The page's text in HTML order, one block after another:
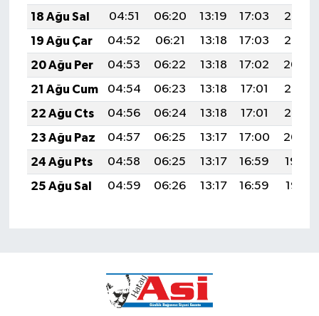
18 Ağu Sal
04:51 06:20 13:19 17:03
20:07
19 Ağu Çar
04:52 06:21 13:18 17:03
20:06
20 Ağu Per
04:53 06:22 13:18 17:02
20:04
21 Ağu Cum
04:54 06:23 13:18 17:01
20:03
22 Ağu Cts
04:56 06:24 13:18 17:01
20:02
23 Ağu Paz
04:57 06:25 13:17 17:00
20:00
24 Ağu Pts
04:58 06:25 13:17 16:59
19:59
25 Ağu Sal
04:59 06:26 13:17 16:59 19:57